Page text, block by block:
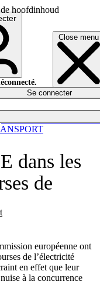
hoofdinhoud
Close menu
Se connecter
dans les
de
européenne ont
de l’électricité
en effet que leur
à la concurrence